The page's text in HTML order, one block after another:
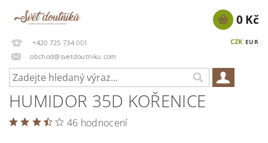
+420 725 734 001
obchod@svetdoutniku.com
CZK EUR
0 Kč
HUMIDOR 35D KOŘENICE
46 hodnocení